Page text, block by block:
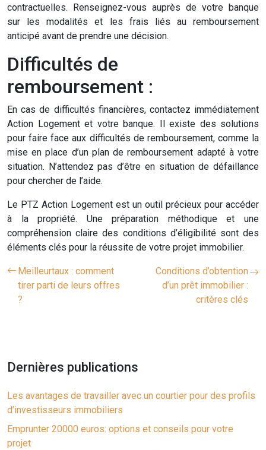
contractuelles. Renseignez-vous auprès de votre banque
sur les modalités et les frais liés au remboursement
anticipé avant de prendre une décision.
Difficultés de
remboursement :
En cas de difficultés financières, contactez immédiatement
Action Logement et votre banque. Il existe des solutions
pour faire face aux difficultés de remboursement, comme la
mise en place d’un plan de remboursement adapté à votre
situation. N’attendez pas d’être en situation de défaillance
pour chercher de l’aide.
Le PTZ Action Logement est un outil précieux pour accéder
à la propriété. Une préparation méthodique et une
compréhension claire des conditions d’éligibilité sont des
éléments clés pour la réussite de votre projet immobilier.
Meilleurtaux : comment
tirer parti de leurs offres
?
Conditions d’obtention
d’un prêt immobilier :
critères clés
Dernières publications
Les avantages de travailler avec un courtier pour des profils
d’investisseurs immobiliers
Emprunter 20000 euros: options et conseils pour votre
projet